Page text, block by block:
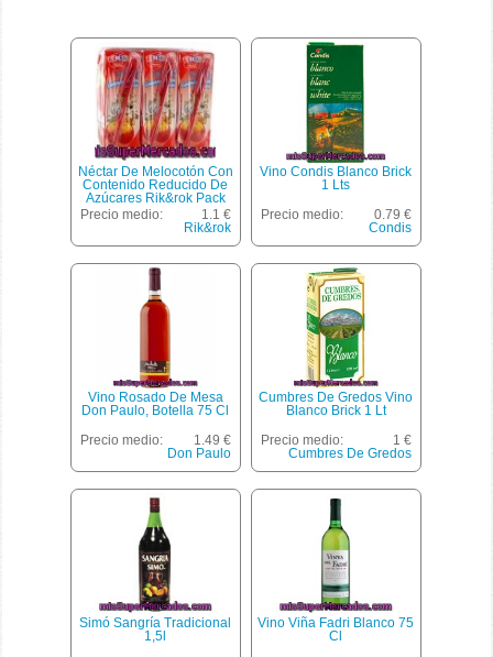
Néctar De Melocotón Con
Contenido Reducido De
Azúcares Rik&rok Pack
De 6 Unidades De 20
Centilitros
Precio medio:
1.1 €
Rik&rok
Vino Condis Blanco Brick
1 Lts
Precio medio:
0.79 €
Condis
Vino Rosado De Mesa
Don Paulo, Botella 75 Cl
Precio medio:
1.49 €
Don Paulo
Cumbres De Gredos Vino
Blanco Brick 1 Lt
Precio medio:
1 €
Cumbres De Gredos
Simó Sangría Tradicional
1,5l
Vino Viña Fadri Blanco 75
Cl